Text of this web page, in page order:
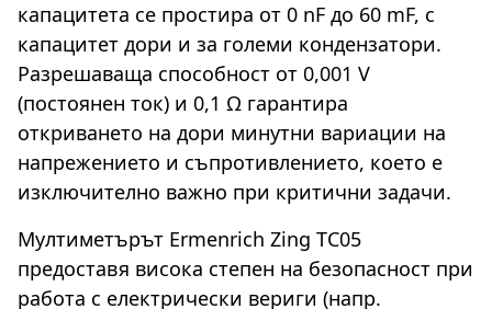
капацитета се простира от 0 nF до 60 mF, с
капацитет дори и за големи кондензатори.
Разрешаваща способност от 0,001 V
(постоянен ток) и 0,1 Ω гарантира
откриването на дори минутни вариации на
напрежението и съпротивлението, което е
изключително важно при критични задачи.
Мултиметърът Ermenrich Zing TC05
предоставя висока степен на безопасност при
работа с електрически вериги (напр.